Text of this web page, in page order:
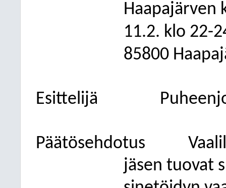
Haapajärven
11.2. klo 22-
85800
Esittelijä
Päätösehdotus
jäsen tuovat